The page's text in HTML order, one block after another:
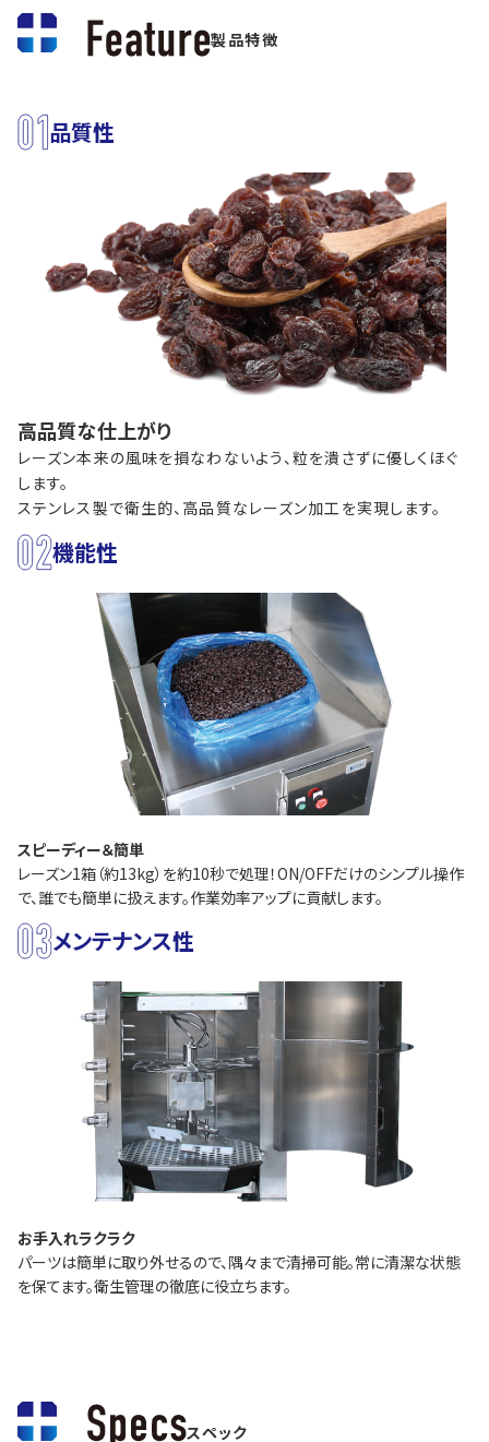
製品特徴
品質性
高品質な仕上がり
レーズン本来の風味を損なわないよう、粒を潰さずに優しくほぐ
します。
ステンレス製で衛生的、高品質なレーズン加工を実現します。
機能性
スピーディー＆簡単
レーズン1箱（約13kg）を約10秒で処理！ON/OFFだけのシンプル操作
で、誰でも簡単に扱えます。作業効率アップに貢献します。
メンテナンス性
お手入れラクラク
パーツは簡単に取り外せるので、隅々まで清掃可能。常に清潔な状態
を保てます。衛生管理の徹底に役立ちます。
スペック